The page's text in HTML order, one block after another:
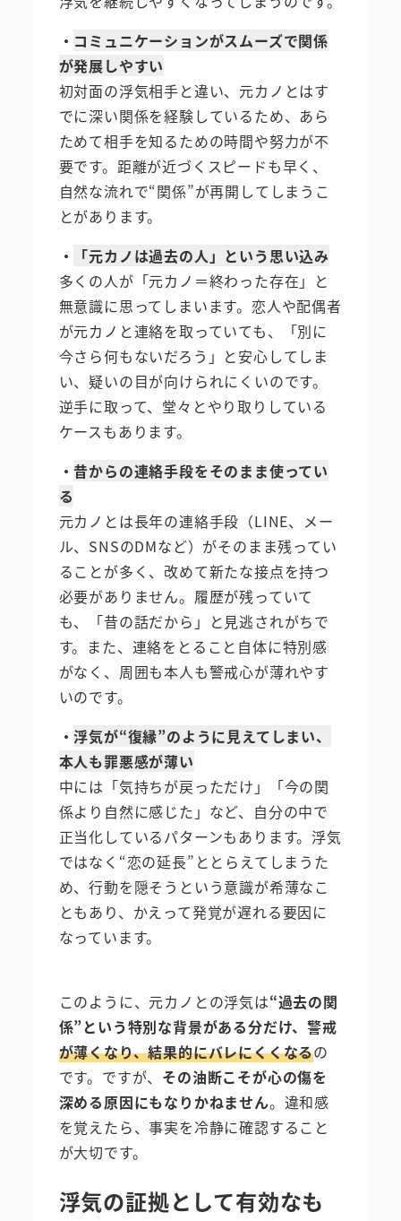
・ コミュニケーションがスムーズで関係
が発展しやすい
初対面の浮気相手と違い、元カノとはす
でに深い関係を経験しているため、あら
ためて相手を知るための時間や努力が不
要です。距離が近づくスピードも早く、
自然な流れで“関係”が再開してしまうこ
とがあります。
・
「元カノは過去の人」という思い込み
多くの人が「元カノ＝終わった存在」と
無意識に思ってしまいます。恋人や配偶者
が元カノと連絡を取っていても、「別に
今さら何もないだろう」と安心してしま
い、疑いの目が向けられにくいのです。
逆手に取って、堂々とやり取りしている
ケースもあります。
・ 昔からの連絡手段をそのまま使ってい
る
元カノとは長年の連絡手段（LINE、メー
ル、SNSのDMなど）がそのまま残ってい
ることが多く、改めて新たな接点を持つ
必要がありません。履歴が残っていて
も、「昔の話だから」と見逃されがちで
す。また、連絡をとること自体に特別感
がなく、周囲も本人も警戒心が薄れやす
いのです。
・浮気が“復縁”のように見えてしまい、
本人も罪悪感が薄い
中には「気持ちが戻っただけ」「今の関
係より自然に感じた」など、自分の中で
正当化しているパターンもあります。浮気
ではなく“恋の延長”ととらえてしまうた
め、行動を隠そうという意識が希薄なこ
ともあり、かえって発覚が遅れる要因に
なっています。
このように、元カノとの浮気は“過去の関
係”という特別な背景がある分だけ、警戒
が薄くなり、結果的にバレにくくなるの
です。ですが、 その油断こそが心の傷を
深める原因にもなりかねません。違和感
を覚えたら、事実を冷静に確認すること
が大切です。
浮気の証拠として有効なも